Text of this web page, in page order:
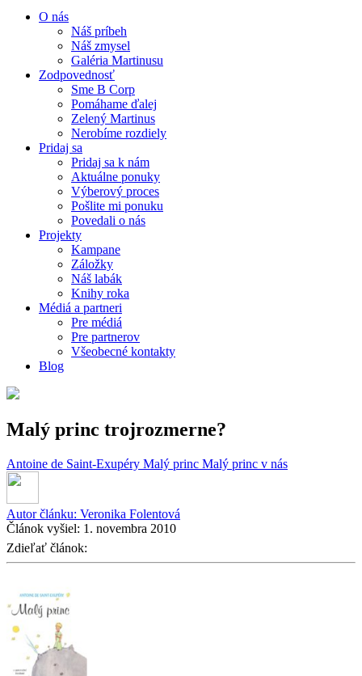
O nás
Náš príbeh
Náš zmysel
Galéria Martinusu
Zodpovednosť
Sme B Corp
Pomáhame ďalej
Zelený Martinus
Nerobíme rozdiely
Pridaj sa
Pridaj sa k nám
Aktuálne ponuky
Výberový proces
Pošlite mi ponuku
Povedali o nás
Projekty
Kampane
Záložky
Náš labák
Knihy roka
Médiá a partneri
Pre médiá
Pre partnerov
Všeobecné kontakty
Blog
Malý princ trojrozmerne?
Antoine de Saint-Exupéry Malý princ Malý princ v nás
Autor článku: Veronika Folentová
Článok vyšiel: 1. novembra 2010
Zdieľať článok: